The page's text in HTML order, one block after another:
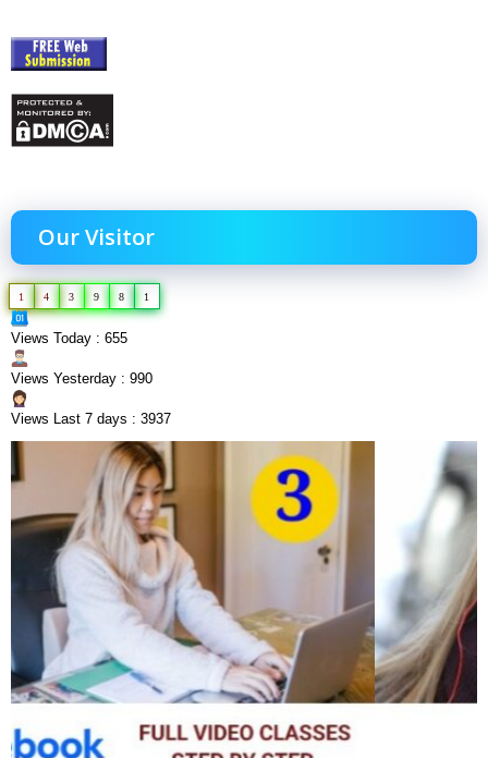
Our Visitor
1 4 3 9 8 1
Views Today : 655
Views Yesterday : 990
Views Last 7 days : 3937